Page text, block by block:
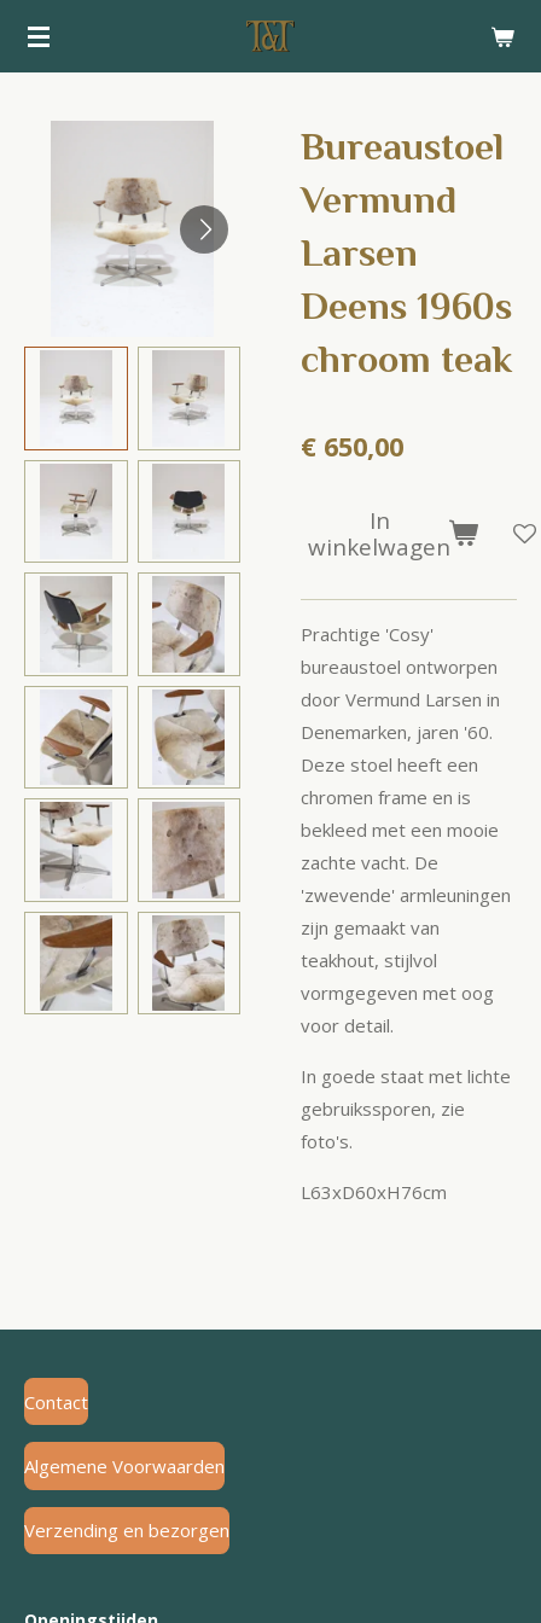
Ga
Bureaustoel
Vermund
Larsen
Deens 1960s
chroom teak
€ 650,00
In
winkelwagen
Prachtige 'Cosy'
bureaustoel ontworpen
door Vermund Larsen in
Denemarken, jaren '60.
Deze stoel heeft een
chromen frame en is
bekleed met een mooie
zachte vacht. De
'zwevende' armleuningen
zijn gemaakt van
teakhout, stijlvol
vormgegeven met oog
voor detail.
In goede staat met lichte
gebruikssporen, zie
foto's.
L63xD60xH76cm
Contact
Algemene Voorwaarden
Verzending en bezorgen